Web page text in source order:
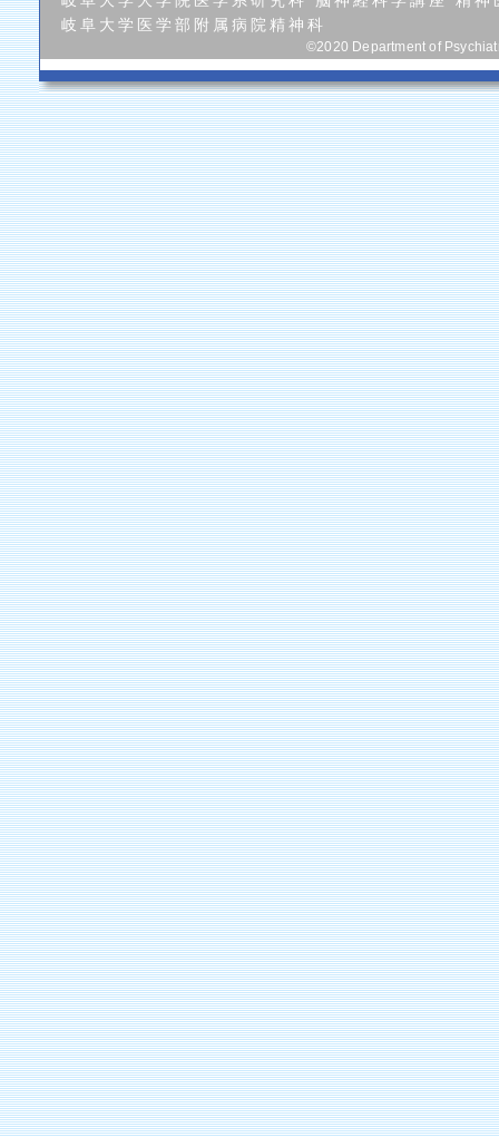
岐阜大学医学部附属病院精神科
©2020 Department of